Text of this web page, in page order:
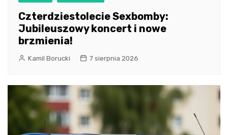
Czterdziestolecie Sexbomby:
Jubileuszowy koncert i nowe
brzmienia!
Kamil Borucki 7 sierpnia 2026